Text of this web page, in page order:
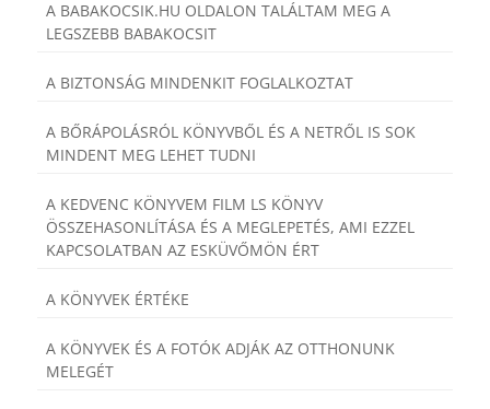
A BABAKOCSIK.HU OLDALON TALÁLTAM MEG A
LEGSZEBB BABAKOCSIT
A BIZTONSÁG MINDENKIT FOGLALKOZTAT
A BŐRÁPOLÁSRÓL KÖNYVBŐL ÉS A NETRŐL IS SOK
MINDENT MEG LEHET TUDNI
A KEDVENC KÖNYVEM FILM LS KÖNYV
ÖSSZEHASONLÍTÁSA ÉS A MEGLEPETÉS, AMI EZZEL
KAPCSOLATBAN AZ ESKÜVŐMÖN ÉRT
A KÖNYVEK ÉRTÉKE
A KÖNYVEK ÉS A FOTÓK ADJÁK AZ OTTHONUNK
MELEGÉT